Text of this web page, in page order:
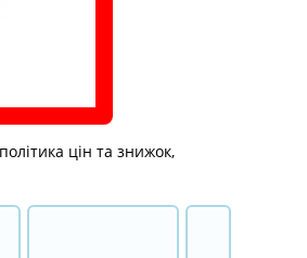
цін та знижок,